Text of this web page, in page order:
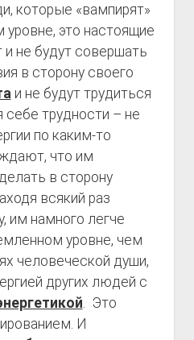
которые «вампирят»
уровне, это настоящие
и не будут совершать
в сторону своего
и не будут трудиться
себе трудности – не
по каким-то
что им
в сторону
всякий раз
им намного легче
уровне, чем
человеческой души,
других людей с
. Это
И